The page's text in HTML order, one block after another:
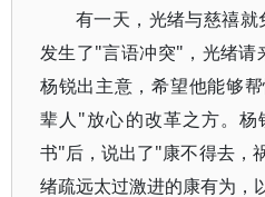
有一天，光绪与慈禧
发生了"言语冲突"，光绪请
杨锐出主意，希望他能够
辈人"放心的改革之方。
书"后，说出了"康不得去，
绪疏远太过激进的康有为，